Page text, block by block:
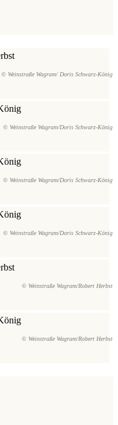
© Weinstraße Wagram/ Doris Schwarz-König
© Weinstraße Wagram/Doris Schwarz-König
© Weinstraße Wagram/Doris Schwarz-König
© Weinstraße Wagram/Doris Schwarz-König
© Weinstraße Wagram/Robert Herbst
© Weinstraße Wagram/Robert Herbst